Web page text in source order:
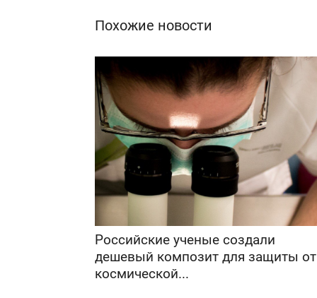
Похожие новости
Российские ученые создали
дешевый композит для защиты от
космической...